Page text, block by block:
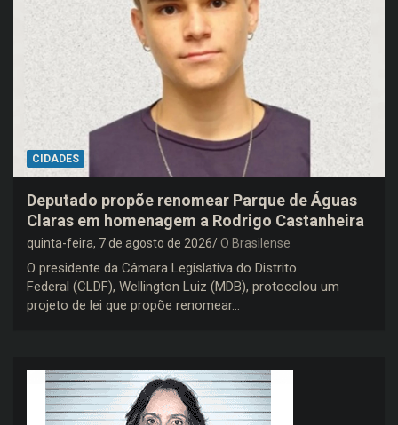
CIDADES
Deputado propõe renomear Parque de Águas
Claras em homenagem a Rodrigo Castanheira
quinta-feira, 7 de agosto de 2026 O Brasilense
O presidente da Câmara Legislativa do Distrito
Federal (CLDF), Wellington Luiz (MDB), protocolou um
projeto de lei que propõe renomear…